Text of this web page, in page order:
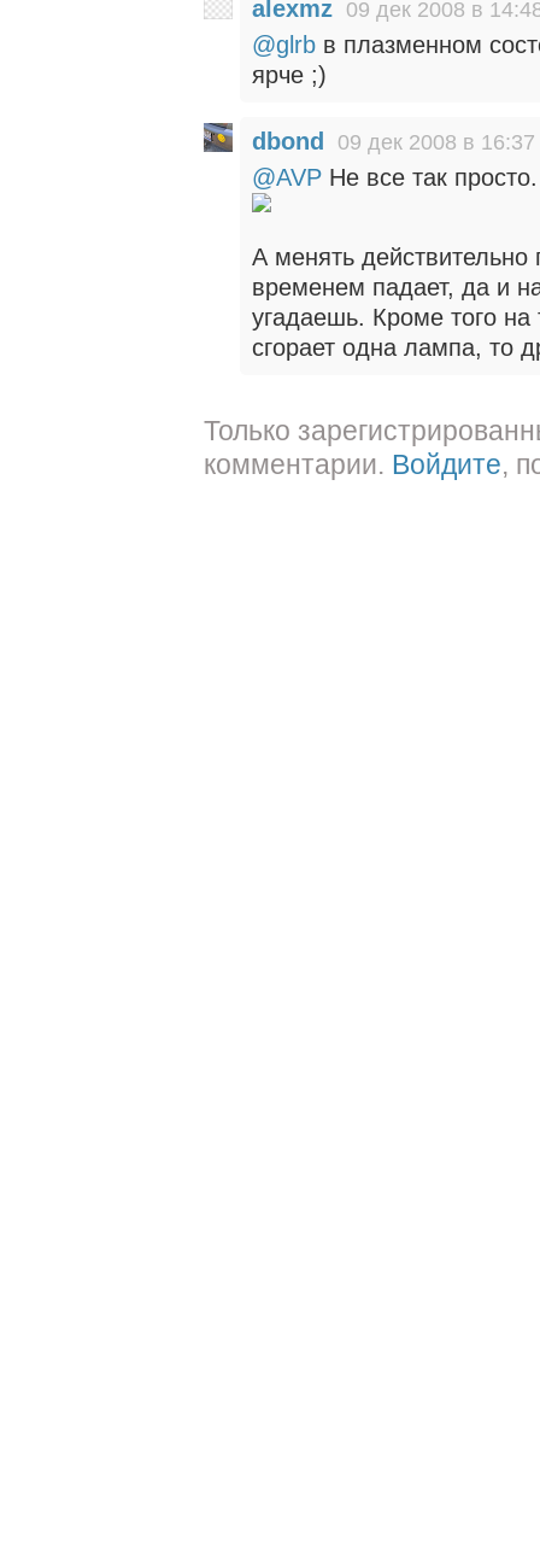
alexmz 09 дек 2008 в
@glrb в плазменном
ярче ;)
dbond 09 дек 2008 в 16:37
@AVP Не все так просто.
А менять действительно
временем падает, да и
угадаешь. Кроме того
сгорает одна лампа, то
Только
комментарии. Войдите,